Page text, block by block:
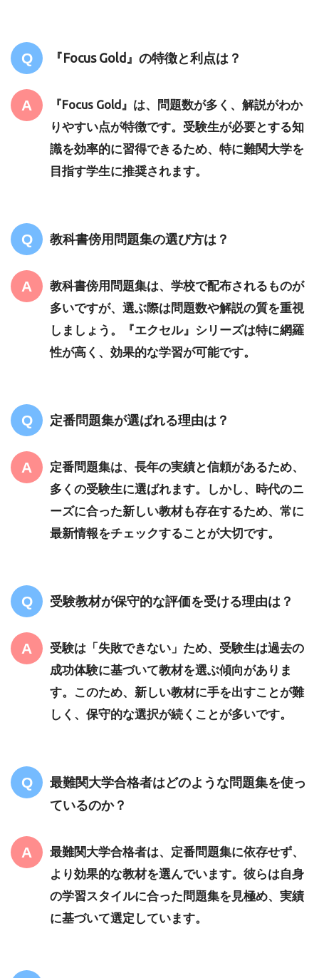
『Focus Gold』の特徴と利点は？
『Focus Gold』は、問題数が多く、解説がわか
りやすい点が特徴です。受験生が必要とする知
識を効率的に習得できるため、特に難関大学を
目指す学生に推奨されます。
教科書傍用問題集の選び方は？
教科書傍用問題集は、学校で配布されるものが
多いですが、選ぶ際は問題数や解説の質を重視
しましょう。『エクセル』シリーズは特に網羅
性が高く、効果的な学習が可能です。
定番問題集が選ばれる理由は？
定番問題集は、長年の実績と信頼があるため、
多くの受験生に選ばれます。しかし、時代のニ
ーズに合った新しい教材も存在するため、常に
最新情報をチェックすることが大切です。
受験教材が保守的な評価を受ける理由は？
受験は「失敗できない」ため、受験生は過去の
成功体験に基づいて教材を選ぶ傾向がありま
す。このため、新しい教材に手を出すことが難
しく、保守的な選択が続くことが多いです。
最難関大学合格者はどのような問題集を使っ
ているのか？
最難関大学合格者は、定番問題集に依存せず、
より効果的な教材を選んでいます。彼らは自身
の学習スタイルに合った問題集を見極め、実績
に基づいて選定しています。